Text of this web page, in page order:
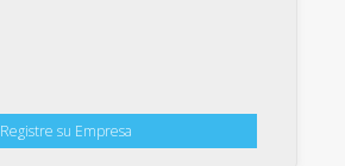
Registre su Empresa